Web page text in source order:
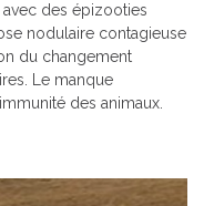
des épizooties
nodulaire contagieuse
du changement
Le manque
des animaux.